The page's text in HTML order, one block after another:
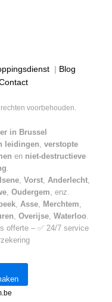
| Blog
voorbehouden.
in Brussel
leidingen verstopte
en niet-destructieve
, Vorst, Anderlecht,
, Oudergem , enz.
Asse Merchtem
Overijse, Waterloo.
offerte – ✅ 24/7 service